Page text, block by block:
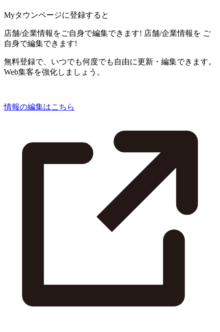
Myタウンページに登録すると
店舗/企業情報をご自身で編集できます! 店舗/企業情報を ご
自身で編集できます!
無料登録で、いつでも何度でも自由に更新・編集できます。
Web集客を強化しましょう。
情報の編集はこちら